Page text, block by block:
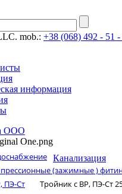
mob.: +38 (068) 492 - 51 -
информация
(зажимные )
ПЭ-Ст
Тройник с ВР, ПЭ-Ст
Канализация